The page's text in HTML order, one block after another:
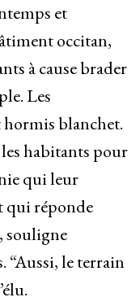
et
occitan,
à cause brader
Les
hormis blanchet.
habitants pour
qui leur
qui réponde
souligne
“Aussi, le terrain